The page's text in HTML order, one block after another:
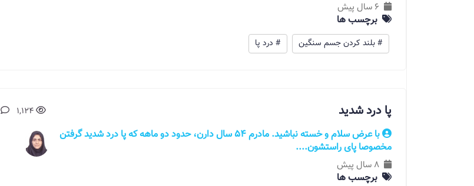
6 سال پیش
برچسب ها
# بلند کردن جسم سنگین # درد پا
پا درد شدید
با عرض سلام و خسته نباشید. مادرم 54 سال دارن، حدود دو ماهه که پا درد شدید گرفتن
مخصوصا پای راستشون....
8 سال پیش
برچسب ها
1,124